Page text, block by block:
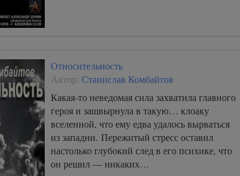
Относительность
Автор: Станислав Комбайтов
Какая-то неведомая сила захватила главного
героя и зашвырнула в такую… клоаку
вселенной, что ему едва удалось вырваться
из западни. Пережитый стресс оставил
настолько глубокий след в его психике, что
он решил — никаких…